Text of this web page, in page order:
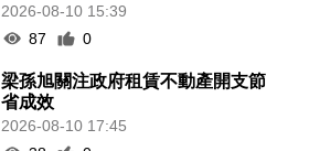
2026-08-10 15:39
87
0
梁孫旭關注政府租賃不動產開支節
省成效
2026-08-10 17:45